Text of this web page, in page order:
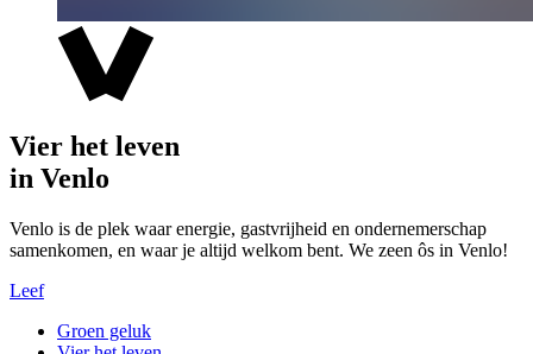
Vier het leven
in Venlo
Venlo is de plek waar energie, gastvrijheid en ondernemerschap
samenkomen, en waar je altijd welkom bent. We zeen ôs in Venlo!
Leef
Groen geluk